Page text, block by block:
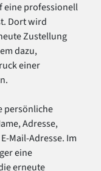
eine professionell
Dort wird
Zustellung
dazu,
einer
persönliche
Adresse,
Mail-Adresse. Im
eine
erneute